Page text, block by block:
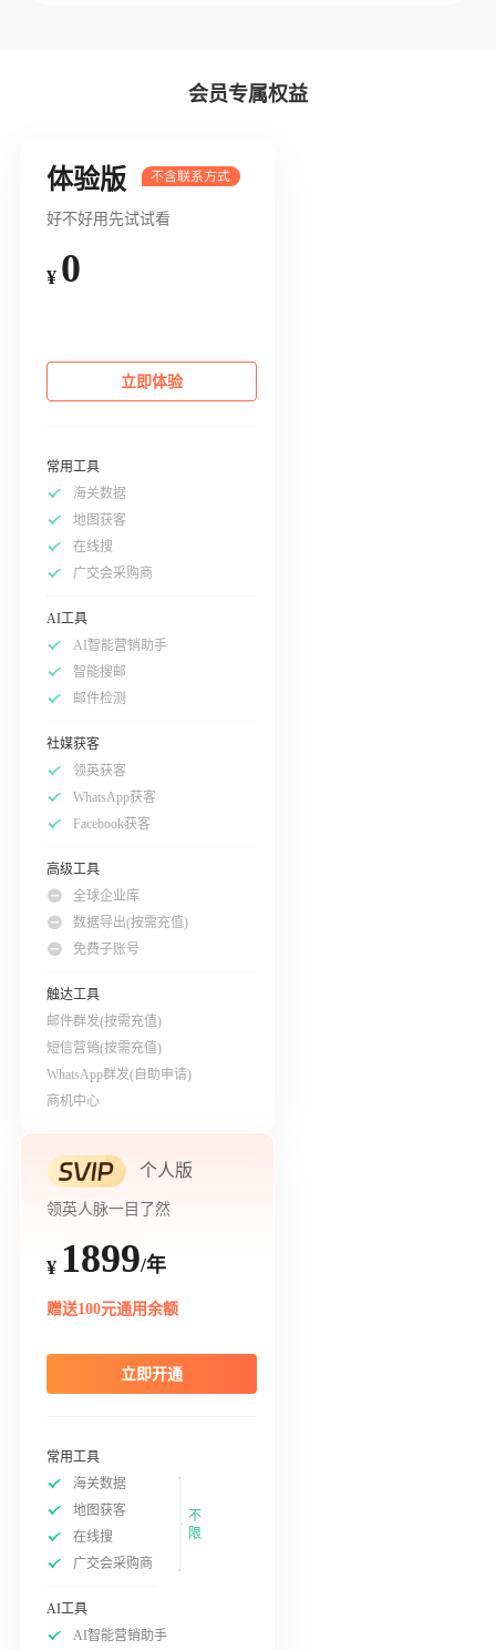
会员专属权益
体验版
好不好用先试试看
¥ 0
立即体验
常用工具
海关数据
地图获客
在线搜
广交会采购商
AI工具
AI智能营销助手
智能搜邮
邮件检测
社媒获客
领英获客
WhatsApp获客
Facebook获客
高级工具
全球企业库
数据导出(按需充值)
免费子账号
触达工具
邮件群发(按需充值)
短信营销(按需充值)
WhatsApp群发(自助申请)
商机中心
个人版
领英人脉一目了然
¥ 1899/年
赠送100元通用余额
立即开通
常用工具
海关数据
地图获客
在线搜
广交会采购商
不
限
AI工具
AI智能营销助手